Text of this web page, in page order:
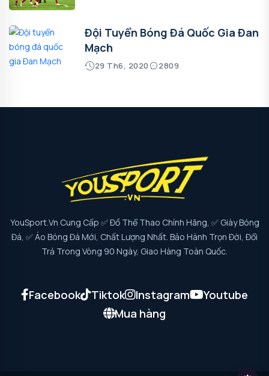
Đội Tuyển Bóng Đá Quốc Gia Đan
Mạch
29 Th6, 2020 2809
YouSport.vn Cung Cấp ✅ Đồ Thể Thao Chính Hãng, ✅ Giày Bóng
Đá, ✅ Áo Bóng Đá Mới, Chất Lượng Nhất. Bảo Hành Trọn Đời, Đổi
Trả Trong Vòng 90 Ngày, Giao Hàng Toàn Quốc.
Facebook Tiktok Instagram
Youtube
Mua hàng